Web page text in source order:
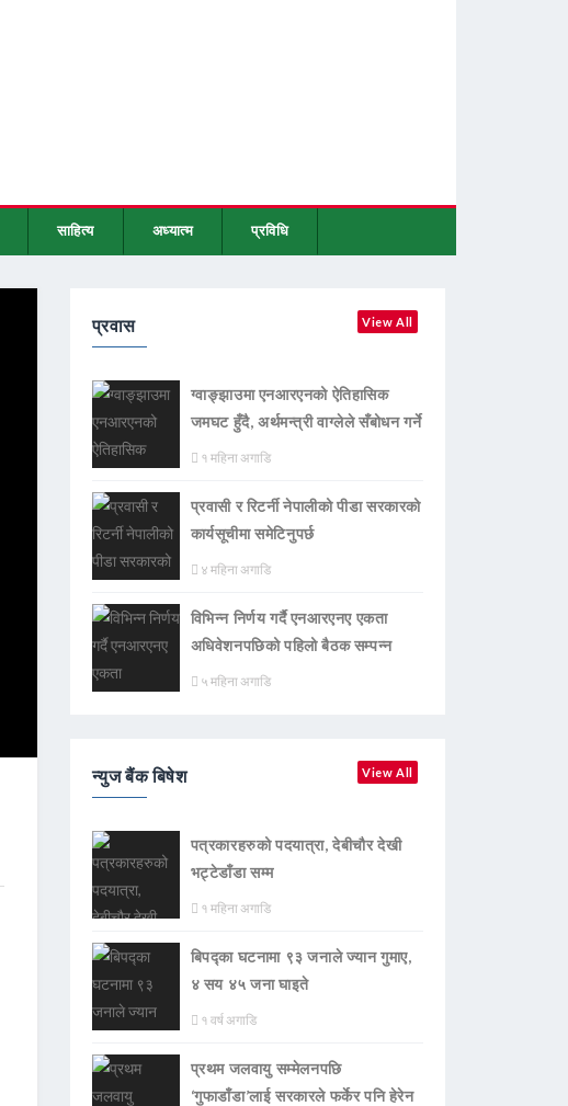
साहित्य अध्यात्म प्रविधि
प्रवास View All
ग्वाङ्झाउमा एनआरएनको ऐतिहासिक
जमघट हुँदै, अर्थमन्त्री वाग्लेले सँबोधन गर्ने
१ महिना अगाडि
प्रवासी र रिटर्नी नेपालीको पीडा सरकारको
कार्यसूचीमा समेटिनुपर्छ
४ महिना अगाडि
विभिन्न निर्णय गर्दै एनआरएनए एकता
अधिवेशनपछिको पहिलो बैठक सम्पन्न
५ महिना अगाडि
न्युज बैंक बिषेश View All
पत्रकारहरुको पदयात्रा, देबीचौर देखी
भट्टेडाँडा सम्म
१ महिना अगाडि
बिपद्का घटनामा ९३ जनाले ज्यान गुमाए,
४ सय ४५ जना घाइते
१ वर्ष अगाडि
प्रथम जलवायु सम्मेलनपछि
‘गुफाडाँडा’लाई सरकारले फर्केर पनि हेरेन